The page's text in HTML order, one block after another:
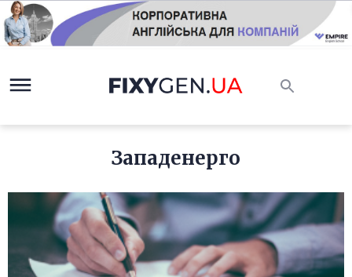
Западенерго